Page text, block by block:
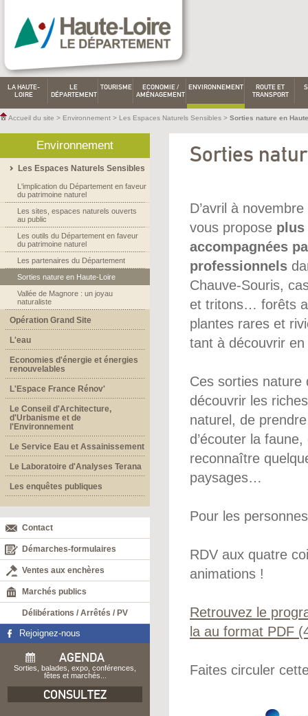
LA HAUTE-
LOIRE
LE
DÉPARTEMENT
TOURISME
ECONOMIE /
AMÉNAGEMENT
ENVIRONNEMENT
ROUTE ET
TRANSPORT
Accueil du site > Environnement > Les Espaces Naturels Sensibles > Sorties nature en
Environnement
Les Espaces Naturels Sensibles
L'implication du Département en faveur
du patrimoine naturel
Les sites, espaces naturels ouverts
au public
Les outils du Département en faveur
du patrimoine naturel
Les partenaires du Département
Sorties nature en Haute-Loire
Vallée de Magnore : un joyau
naturaliste
Opération Grand Site
L'eau
Economies d'énergie et énergies
renouvelables
L'Espace France Rénov'
Le Conseil d'Architecture,
d'Urbanisme et de
l'Environnement
Le Service Eau et Assainissement
Le Laboratoire d'Analyses Terana
Les enquêtes publiques
Contact
Démarches-formulaires
Ventes aux enchères
Marchés publics
Délibérations / Arrêtés / PV
Rejoignez-nous
AGENDA
Sorties, balades, expo, conférences,
fêtes et marchés...
CONSULTEZ
Sorties
D’avril à
vous propose plus
accompagnées
professionnels
Chauve-Souris,
et tritons… forêts
plantes rares et
tant à découvrir
Ces sorties nature
découvrir les
naturel, de
d’écouter la faune,
reconnaître
paysages…
Pour les
RDV aux quatre
animations !
Retrouvez le
la au format PDF
Faites circuler